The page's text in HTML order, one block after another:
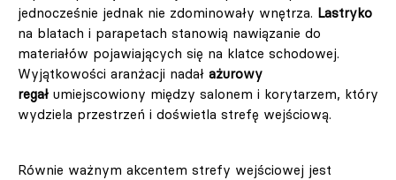
jednocześnie jednak nie zdominowały wnętrza. Lastryko
na blatach i parapetach stanowią nawiązanie do
materiałów pojawiających się na klatce schodowej.
Wyjątkowości aranżacji nadał ażurowy
regał umiejscowiony między salonem i korytarzem, który
wydziela przestrzeń i doświetla strefę wejściową.
Równie ważnym akcentem strefy wejściowej jest